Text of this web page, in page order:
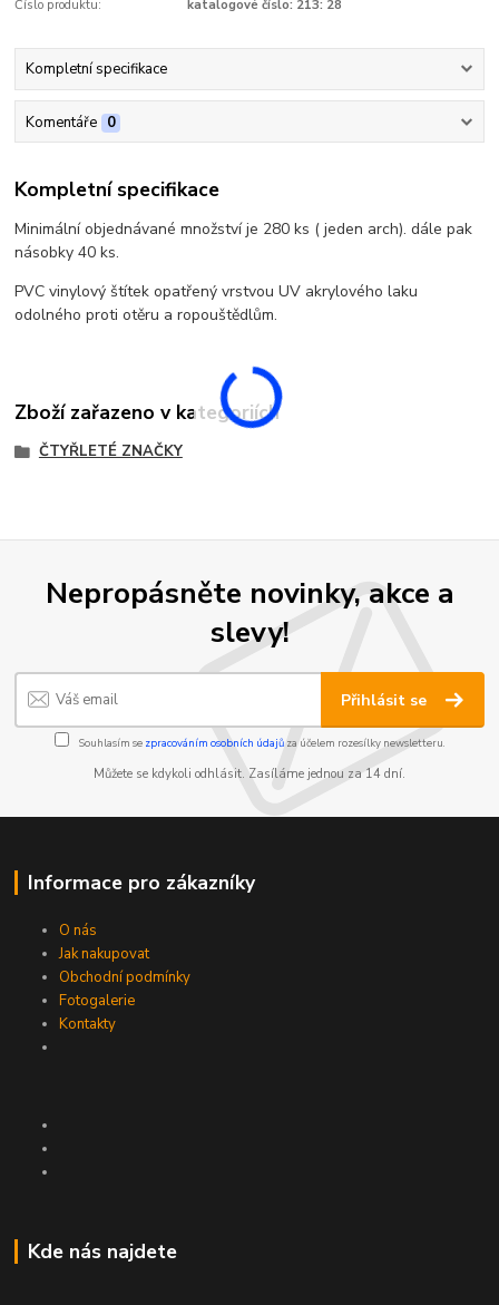
Číslo produktu: katalogové číslo: 213: 28
Kompletní specifikace
Komentáře 0
Kompletní specifikace
Minimální objednávané množství je 280 ks ( jeden arch). dále pak
násobky 40 ks.
PVC vinylový štítek opatřený vrstvou UV akrylového laku
odolného proti otěru a ropouštědlům.
Zboží zařazeno v kategoriích
ČTYŘLETÉ ZNAČKY
Nepropásněte novinky, akce a
slevy!
Přihlásit se
Souhlasím se zpracováním osobních údajůza účelem rozesílky newsletteru.
Můžete se kdykoli odhlásit. Zasíláme jednou za 14 dní.
Informace pro zákazníky
O nás
Jak nakupovat
Obchodní podmínky
Fotogalerie
Kontakty
Kde nás najdete